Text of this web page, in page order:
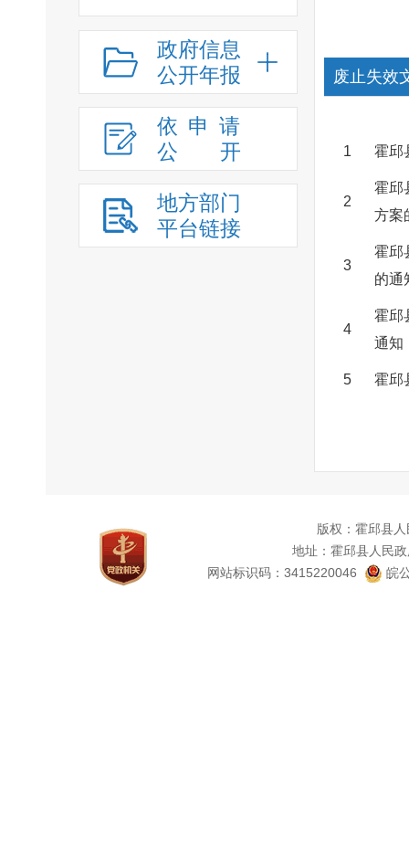
政府信息
公开年报
依申请
公
开
地方部门
平台链接
废止失效
1 霍邱
2
霍邱
方案
3
霍邱
的通
4
霍邱
通知
5 霍邱
版权：霍邱县
地址：霍邱县人民
网站标识码：3415220046
皖